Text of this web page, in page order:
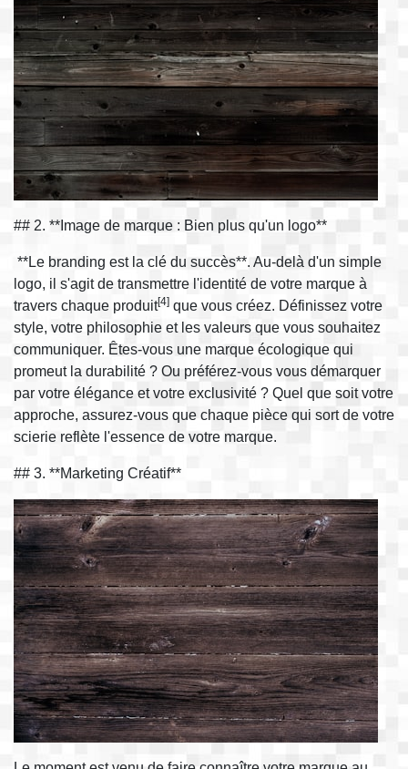
## 2. **Image de marque : Bien plus qu'un logo**
**Le branding est la clé du succès**. Au-delà d'un simple
logo, il s'agit de transmettre l'identité de votre marque à
travers chaque produit[4] que vous créez. Définissez votre
style, votre philosophie et les valeurs que vous souhaitez
communiquer. Êtes-vous une marque écologique qui
promeut la durabilité ? Ou préférez-vous vous démarquer
par votre élégance et votre exclusivité ? Quel que soit votre
approche, assurez-vous que chaque pièce qui sort de votre
scierie reflète l'essence de votre marque.
## 3. **Marketing Créatif**